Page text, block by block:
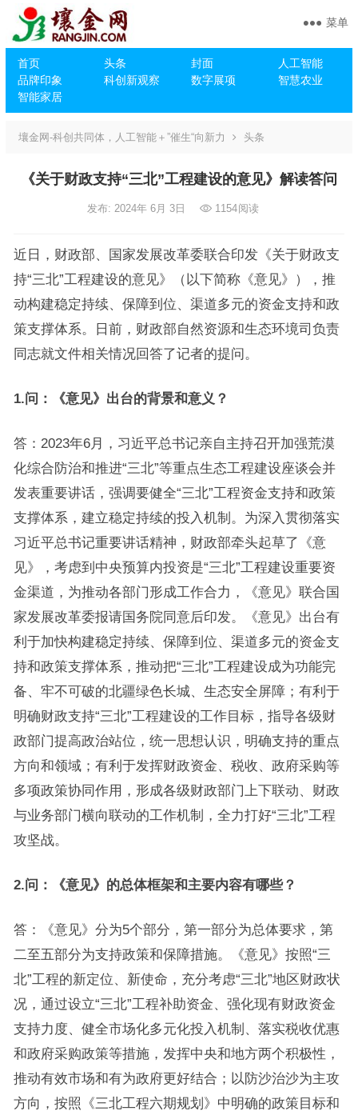
首页 头条 封面
人工智能
品牌印象
科创新观察 数字展项
智慧农业
智能家居
菜单
壤金网-科创共同体，人工智能＋”催生“向新力 头条
《关于财政支持“三北”工程建设的意见》解读答问
发布: 2024年 6月 3日 1154阅读
近日，财政部、国家发展改革委联合印发《关于财政支
持“三北”工程建设的意见》（以下简称《意见》），推
动构建稳定持续、保障到位、渠道多元的资金支持和政
策支撑体系。日前，财政部自然资源和生态环境司负责
同志就文件相关情况回答了记者的提问。
1.问：《意见》出台的背景和意义？
答：2023年6月，习近平总书记亲自主持召开加强荒漠
化综合防治和推进“三北”等重点生态工程建设座谈会并
发表重要讲话，强调要健全“三北”工程资金支持和政策
支撑体系，建立稳定持续的投入机制。为深入贯彻落实
习近平总书记重要讲话精神，财政部牵头起草了《意
见》，考虑到中央预算内投资是“三北”工程建设重要资
金渠道，为推动各部门形成工作合力，《意见》联合国
家发展改革委报请国务院同意后印发。《意见》出台有
利于加快构建稳定持续、保障到位、渠道多元的资金支
持和政策支撑体系，推动把“三北”工程建设成为功能完
备、牢不可破的北疆绿色长城、生态安全屏障；有利于
明确财政支持“三北”工程建设的工作目标，指导各级财
政部门提高政治站位，统一思想认识，明确支持的重点
方向和领域；有利于发挥财政资金、税收、政府采购等
多项政策协同作用，形成各级财政部门上下联动、财政
与业务部门横向联动的工作机制，全力打好“三北”工程
攻坚战。
2.问：《意见》的总体框架和主要内容有哪些？
答：《意见》分为5个部分，第一部分为总体要求，第
二至五部分为支持政策和保障措施。《意见》按照“三
北”工程的新定位、新使命，充分考虑“三北”地区财政状
况，通过设立“三北”工程补助资金、强化现有财政资金
支持力度、健全市场化多元化投入机制、落实税收优惠
和政府采购政策等措施，发挥中央和地方两个积极性，
推动有效市场和有为政府更好结合；以防沙治沙为主攻
方向，按照《三北工程六期规划》中明确的政策目标和